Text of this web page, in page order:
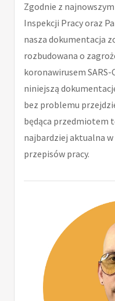
Zgodnie z
Inspekcji Pracy oraz
nasza dokumentacja
rozbudowana o
koronawirusem SARS-
niniejszą
bez problemu
będąca przedmiotem
najbardziej aktualna
przepisów pracy.